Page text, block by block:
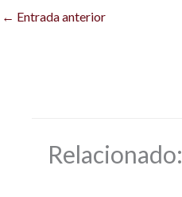
← Entrada anterior
Relacionado: